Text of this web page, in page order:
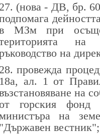
27. (нова - ДВ, бр.
МЗм при
на
на
28. провежда
18а, ал. 1 от
на
от горския
на
"Държавен вестник";